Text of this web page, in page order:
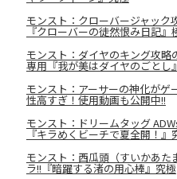
モンスト：クローバージャック
『クローバーの徒然恨み日記』
モンスト：ダイヤのキング攻略
専用『我が美はダイヤのごとし
モンスト：アーサーの神化がゲ
性高すぎ！使用動画も公開中!!
モンスト：ドリームタッグ
『キラめくビーチで夏全開！』
モンスト：西瓜頭（すいかあた
ラ!!『暗躍する渚の用心棒』究極